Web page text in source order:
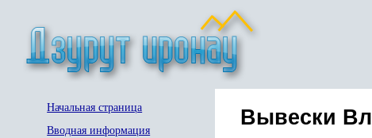
Начальная страница
Вводная информация
Вывески